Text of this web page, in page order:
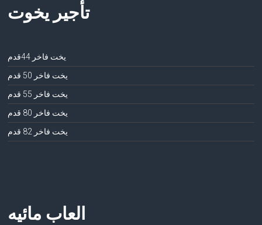
تأجير يخوت
يخت فاخر 44قدم
يخت فاخر 50 قدم
يخت فاخر 55 قدم
يخت فاخر 80 قدم
يخت فاخر 82 قدم
العاب مائيه